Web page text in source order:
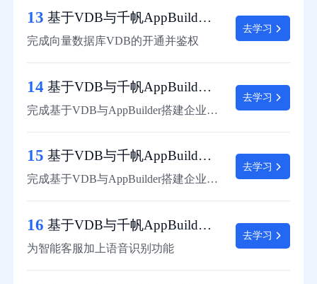
13 基于VDB与千帆AppBuilder搭建企业智能客服：准备阶段
完成向量数据库VDB的开通并鉴权
去学习
14 基于VDB与千帆AppBuilder搭建企业智能客服：知识分片
完成基于VDB与AppBuilder搭建企业智能客服项目知识的分片
去学习
15 基于VDB与千帆AppBuilder搭建企业智能客服：知识入库
完成基于VDB与AppBuilder搭建企业智能客服项目知识入库
去学习
16 基于VDB与千帆AppBuilder搭建企业智能客服：加入语音识别
为智能客服加上语音识别功能
去学习